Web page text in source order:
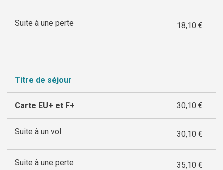
Suite à une perte 18,10 €
Titre de séjour
Carte EU+ et F+ 30,10 €
Suite à un vol 30,10 €
Suite à une perte 35,10 €